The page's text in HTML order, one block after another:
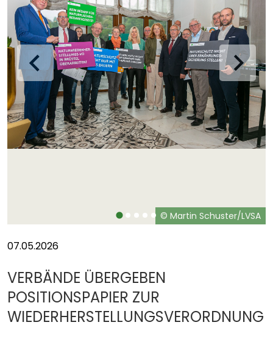
© Martin Schuster/LVSA
07.05.2026
VERBÄNDE ÜBERGEBEN
POSITIONSPAPIER ZUR
WIEDERHERSTELLUNGSVERORDNUNG